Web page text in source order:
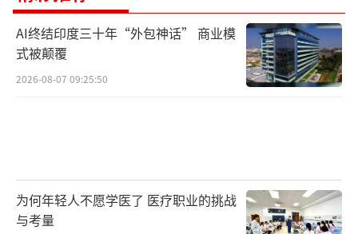
AI终结印度三十年“外包神话” 商业模
式被颠覆
2026-08-07 09:25:50
为何年轻人不愿学医了 医疗职业的挑战
与考量